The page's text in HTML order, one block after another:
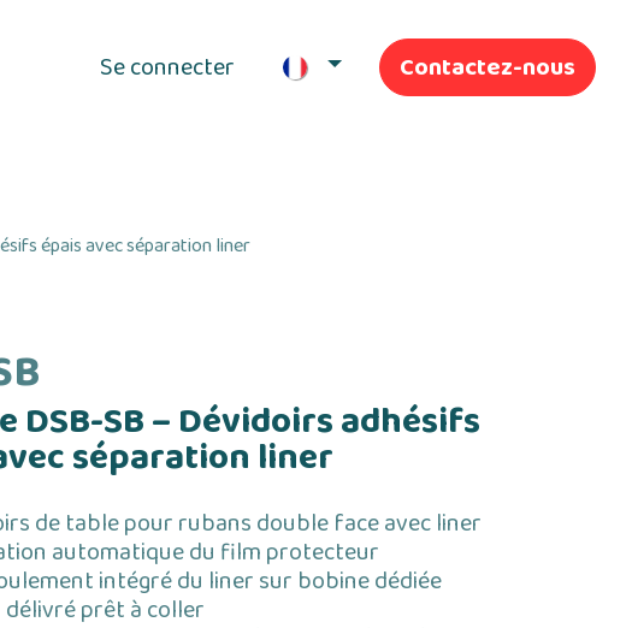
Se connecter Contactez-nous
épais avec séparation liner
DSB-SB – Dévidoirs adhésifs
séparation liner
de table pour rubans double face avec liner
automatique du film protecteur
intégré du liner sur bobine dédiée
délivré prêt à coller